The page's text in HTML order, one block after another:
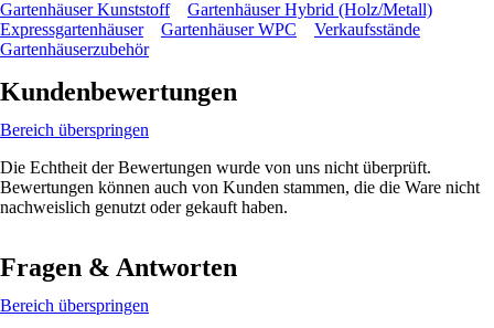
Gartenhäuser Kunststoff
Gartenhäuser Hybrid (Holz/Metall)
Expressgartenhäuser
Gartenhäuser WPC
Verkaufsstände
Gartenhäuserzubehör
Kundenbewertungen
Bereich überspringen
Die Echtheit der Bewertungen wurde von uns nicht überprüft.
Bewertungen können auch von Kunden stammen, die die Ware nicht
nachweislich genutzt oder gekauft haben.
Fragen & Antworten
Bereich überspringen